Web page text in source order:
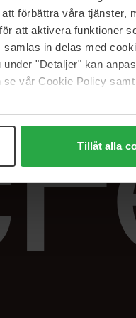
förbättra våra tjänster,
att aktivera funktioner
in delas med
"Detaljer" kan
vår Cookie Policy
Tillåt alla